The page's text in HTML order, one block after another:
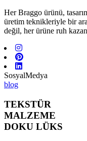
Her Braggo ürünü,
üretim teknikleriyle bir
değil, her ürüne ruh
SosyalMedya
blog
TEKSTÜR
MALZEME
DOKU LÜKS